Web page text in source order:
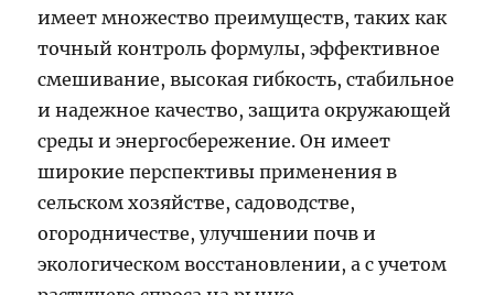
имеет множество преимуществ, таких как
точный контроль формулы, эффективное
смешивание, высокая гибкость, стабильное
и надежное качество, защита окружающей
среды и энергосбережение. Он имеет
широкие перспективы применения в
сельском хозяйстве, садоводстве,
огородничестве, улучшении почв и
экологическом восстановлении, а с учетом